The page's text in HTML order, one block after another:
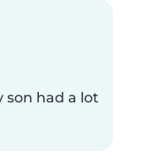
son had a lot